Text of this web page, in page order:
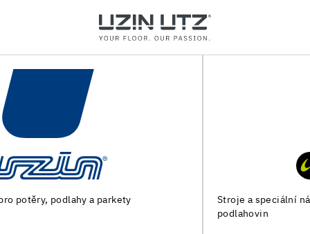
Stroje a speciální nářadí pro přípravu podkladu a pokládku